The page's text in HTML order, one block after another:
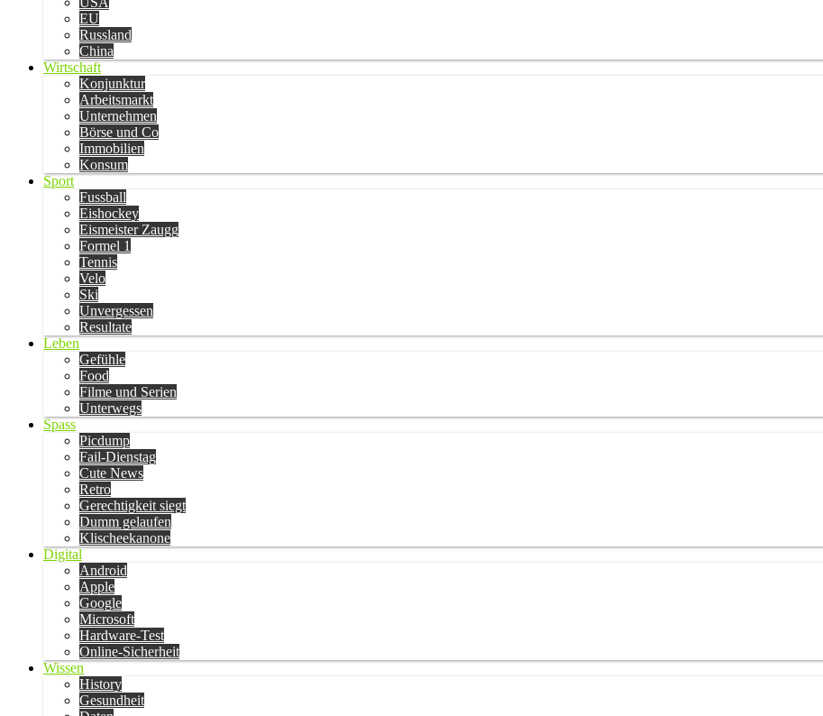
EU
Russland
China
Wirtschaft
Konjunktur
Arbeitsmarkt
Unternehmen
Börse und Co
Immobilien
Konsum
Sport
Fussball
Eishockey
Eismeister Zaugg
Formel 1
Tennis
Velo
Ski
Unvergessen
Resultate
Leben
Gefühle
Food
Filme und Serien
Unterwegs
Spass
Picdump
Fail-Dienstag
Cute News
Retro
Gerechtigkeit siegt
Dumm gelaufen
Klischeekanone
Digital
Android
Apple
Google
Microsoft
Hardware-Test
Online-Sicherheit
Wissen
History
Gesundheit